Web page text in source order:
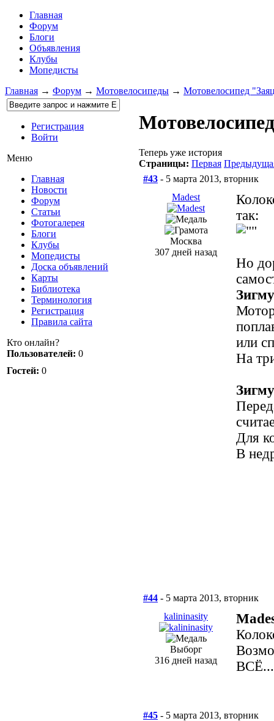
Главная
Форум
Блоги
Объявления
Клубы
Мопедисты
Главная → Форум → Мотовелосипеды → Мотовелосипед
Регистрация
Войти
Меню
Главная
Новости
Форум
Статьи
Фотогалерея
Блоги
Клубы
Мопедисты
Доска объявлений
Карты
Библиотека
Терминология
Регистрация
Правила сайта
Кто онлайн?
Пользователей: 0
Гостей: 0
Теперь уже история
Страницы: Первая
#43 - 5 марта 2013, вторник
Madest
Москва
307 дней назад
так:
Но
или
На
Для
В
#44 - 5 марта 2013, вторник
kalininasity
Выборг
316 дней назад
#45 - 5 марта 2013, вторник